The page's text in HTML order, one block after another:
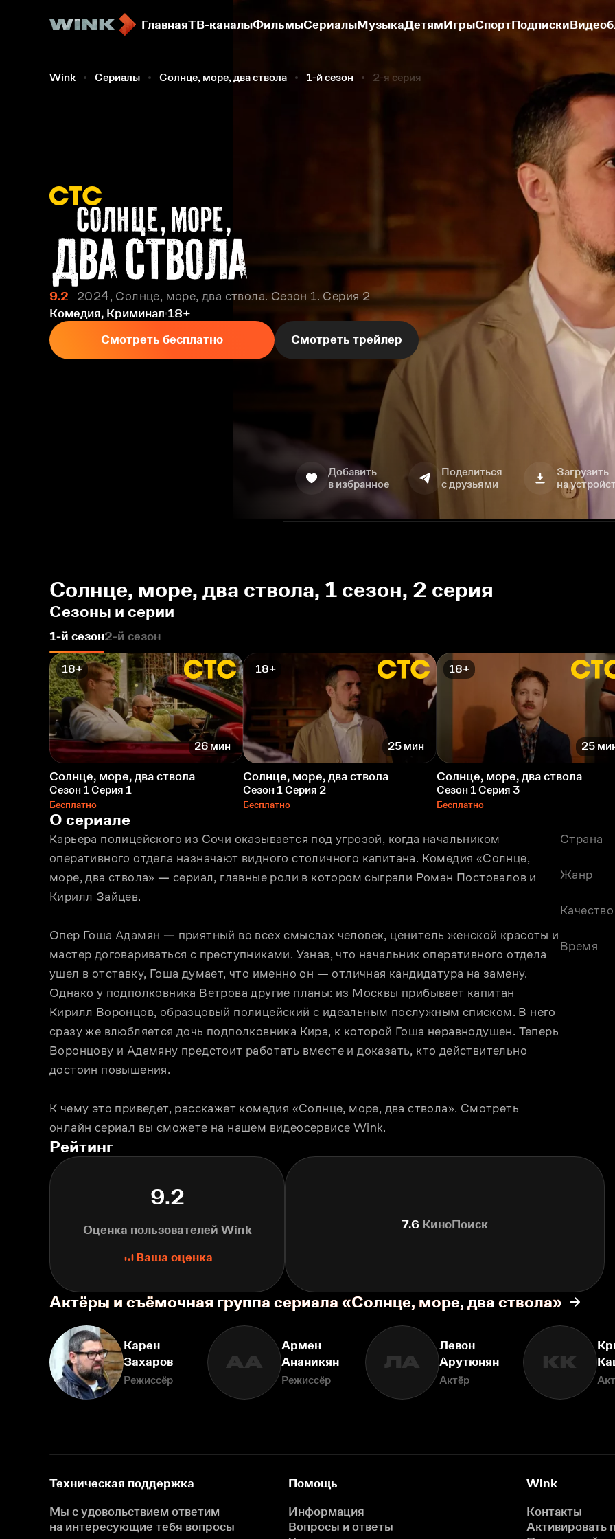
ГлавнаяТВ-каналыФильмыСериалыМузыкаДетямИгрыСпортПодписки
Wink Сериалы Солнце, море, два ствола 1-й сезон 2-я серия
9.2
2024, Солнце, море, два ствола. Сезон 1. Серия 2
Комедия, Криминал 18+
Смотреть бесплатно
Смотреть трейлер
Добавить
в избранное
Поделиться
с друзьями
Загрузить
на
Солнце, море, два ствола, 1 сезон, 2 серия
Сезоны и серии
1-й сезон2-й сезон
18+
26 мин
Солнце, море, два ствола
Сезон 1 Серия 1
Бесплатно
18+
25 мин
Солнце, море, два ствола
Сезон 1 Серия 2
Бесплатно
18+
25
Солнце, море, два ствола
Сезон 1 Серия 3
Бесплатно
О сериале
Карьера полицейского из Сочи оказывается под угрозой, когда начальником
оперативного отдела назначают видного столичного капитана. Комедия «Солнце,
море, два ствола» — сериал, главные роли в котором сыграли Роман Постовалов и
Кирилл Зайцев.
Опер Гоша Адамян — приятный во всех смыслах человек, ценитель женской красоты и
мастер договариваться с преступниками. Узнав, что начальник оперативного отдела
ушел в отставку, Гоша думает, что именно он — отличная кандидатура на замену.
Однако у подполковника Ветрова другие планы: из Москвы прибывает капитан
Кирилл Воронцов, образцовый полицейский с идеальным послужным списком. В него
сразу же влюбляется дочь подполковника Кира, к которой Гоша неравнодушен. Теперь
Воронцову и Адамяну предстоит работать вместе и доказать, кто действительно
достоин повышения.
К чему это приведет, расскажет комедия «Солнце, море, два ствола». Смотреть
онлайн сериал вы сможете на нашем видеосервисе Wink.
Страна
Жанр
Качество
Время
Рейтинг
9.2
Оценка пользователей Wink
Ваша оценка
7.6КиноПоиск
Актёры и съёмочная группа сериала «Солнце, море, два ствола»
Карен
Захаров
Режиссёр
АА
Армен
Ананикян
Режиссёр
ЛА
Левон
Арутюнян
Актёр
КК
Техническая поддержка
Мы с удовольствием ответим
на интересующие тебя вопросы
Помощь
Информация
Вопросы и ответы
Wink
Контакты
Активировать